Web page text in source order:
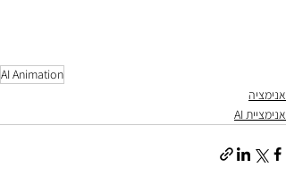
AI Animation
אנימציה
אנימציית AI